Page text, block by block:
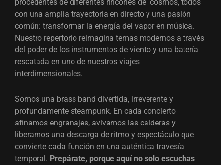
procedentes de diferentes rincones del cosmos, todos
con una amplia trayectoria en directo y una pasión
común: transformar la energía del vapor en música.
Nuestro repertorio reimagina temas modernos a través
del poder de los instrumentos de viento y una batería
rescatada en uno de nuestros viajes
interdimensionales.
Somos una brass band divertida, irreverente y
profundamente steampunk. En cada concierto
afinamos engranajes, avivamos las calderas y
liberamos una descarga de ritmo y espectáculo que
convierte cada función en una auténtica travesía
temporal. Prepárate, porque aquí no solo escuchas